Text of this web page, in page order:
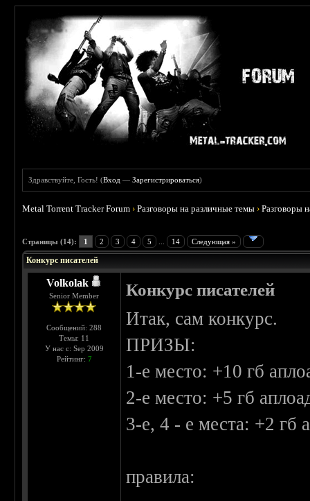
Здравствуйте, Гость! (Вход —Зарегистрироваться)
Metal Torrent Tracker Forum ›Разговоры на различные темы ›Разговоры
Страницы (14): 1 2 3 4 5 14 Следующая »
Конкурс писателей
Volkolak
Senior Member
Сообщений: 288
Темы: 11
У нас с: Sep 2009
Рейтинг: 7
Конкурс писателей
Итак, сам конкурс.
ПРИЗЫ:
1-е место: +10 гб
2-е место: +5 гб
3-е, 4 - е места: +2 гб
правила: